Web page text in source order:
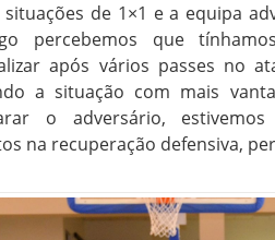
de 1×1 e a equipa
percebemos que
após vários passes no
a situação com mais
o adversário,
na recuperação defensiva,